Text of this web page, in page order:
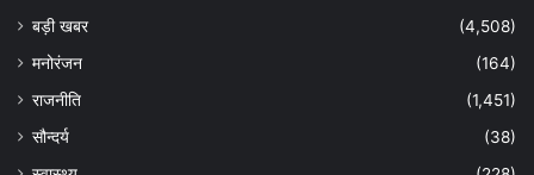
बड़ी खबर
(4,508)
मनोरंजन
(164)
राजनीति
(1,451)
सौन्दर्य
(38)